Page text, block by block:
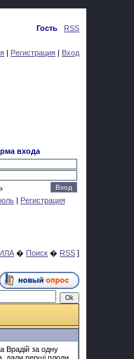
ВасГость RSS
| Регистрация | Вход
входа
| Регистрация
� Поиск � RSS ]
Врадій за одну